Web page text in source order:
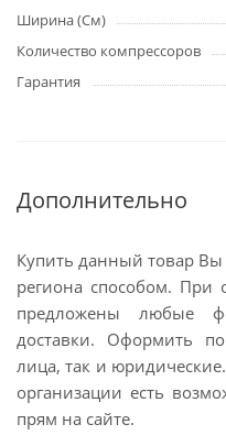
Ширина (См)
Количество компрессоров
Гарантия
Дополнительно
Купить данный товар
региона способом. При
предложены любые
доставки. Оформить
лица, так и
организации есть
прям на сайте.